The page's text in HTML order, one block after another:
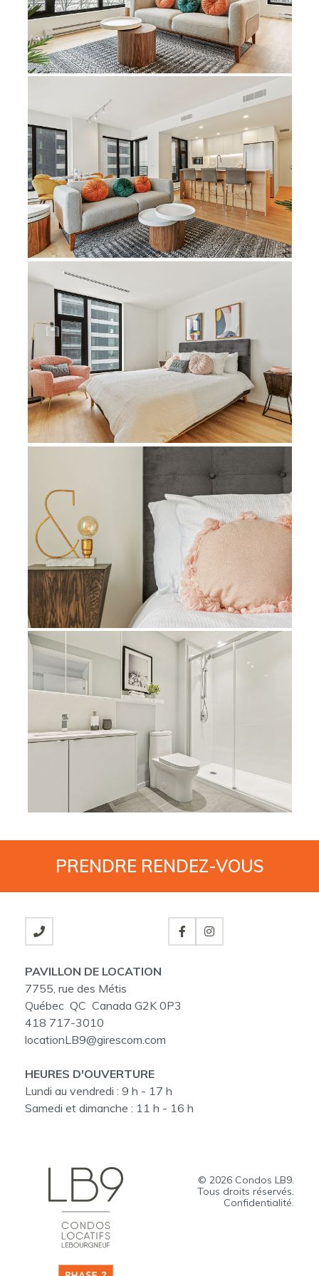
PRENDRE RENDEZ-VOUS
PAVILLON DE LOCATION
7755, rue des Métis
Québec QC Canada G2K 0P3
418 717-3010
locationLB9@girescom.com
HEURES D'OUVERTURE
Lundi au vendredi : 9 h - 17 h
Samedi et dimanche : 11 h - 16 h
© 2026 Condos LB9.
Tous droits réservés.
Confidentialité.